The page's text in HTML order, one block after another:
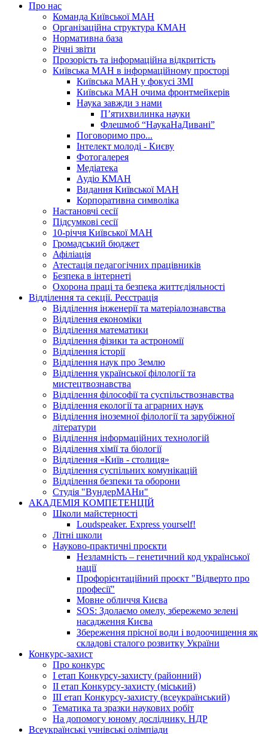
Про нас
Команда Київської МАН
Організаційна структура КМАН
Нормативна база
Річні звіти
Прозорість та інформаційна відкритість
Київська МАН в інформаційному просторі
Київська МАН у фокусі ЗМІ
Київська МАН очима фронтмейкерів
Наука завжди з нами
П’ятихвилинка науки
Флешмоб “НаукаНаДивані”
Поговоримо про...
Інтелект молоді - Києву
Фотогалерея
Медіатека
Аудіо КМАН
Видання Київської МАН
Корпоративна символіка
Настановчі сесії
Підсумкові сесії
10-річчя Київської МАН
Громадський бюджет
Афіліація
Атестація педагогічних працівників
Безпека в інтернеті
Охорона праці та безпека життєдіяльності
Відділення та секції. Реєстрація
Відділення інженерії та матеріалознавства
Відділення економіки
Відділення математики
Відділення фізики та астрономії
Відділення історії
Відділення наук про Землю
Відділення української філології та
мистецтвознавства
Відділення філософії та суспільствознавства
Відділення екології та аграрних наук
Відділення іноземної філології та зарубіжної
літератури
Відділення інформаційних технологій
Відділення хімії та біології
Відділення «Київ - столиця»
Відділення суспільних комунікацій
Відділення безпеки та оборони
Студія "ВундерМАНи"
АКАДЕМІЯ КОМПЕТЕНЦІЙ
Школи майстерності
Loudspeaker. Express yourself!
Літні школи
Науково-практичні проєкти
Незламність – генетичний код української
нації
Профорієнтаційний проєкт "Відверто про
професії"
Мовне обличчя Києва
SOS: Здолаємо омелу, збережемо зелені
насадження Києва
Збереження прісної води і водоочищення як
складові сталого розвитку України
Конкурс-захист
Про конкурс
І етап Конкурсу-захисту (районний)
ІІ етап Конкурсу-захисту (міський)
ІІІ етап Конкурсу-захисту (всеукраїнський)
Тематика та зразки наукових робіт
На допомогу юному досліднику. НДР
Всеукраїнські учнівські олімпіади